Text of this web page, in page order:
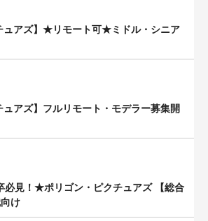
ュアズ】★リモート可★ミドル・シニア
ュアズ】フルリモート・モデラー募集開
見！★ポリゴン・ピクチュアズ 【総合
け